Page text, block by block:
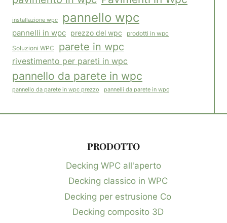
installazione wpc pannello wpc
pannelli in wpc prezzo del wpc prodotti in wpc
Soluzioni WPC parete in wpc
rivestimento per pareti in wpc
pannello da parete in wpc
pannello da parete in wpc prezzo pannelli da parete in wpc
PRODOTTO
Decking WPC all'aperto
Decking classico in WPC
Decking per estrusione Co
Decking composito 3D